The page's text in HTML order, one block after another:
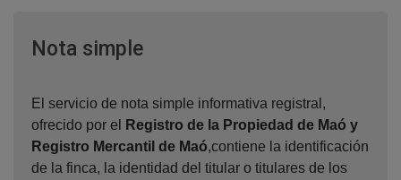
Nota simpleVentana nueva
El servicio de nota simple informativa registral,
ofrecido por el
Registro de la Propiedad de Maó y
Registro Mercantil de Maó,contiene la identificación
de la finca, la identidad del titular o titulares de los